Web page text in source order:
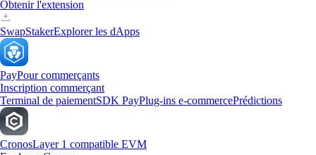
Obtenir l'extension
SwapStakerExplorer les dApps
PayPour commerçants
Inscription commerçant
Terminal de paiementSDK PayPlug-ins e-commercePrédictions
CronosLayer 1 compatible EVM